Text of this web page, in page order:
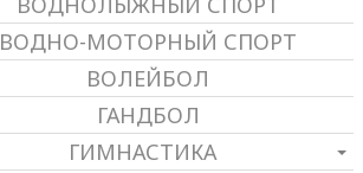
ВОДНО-МОТОРНЫЙ СПОРТ
ВОЛЕЙБОЛ
ГАНДБОЛ
ГИМНАСТИКА